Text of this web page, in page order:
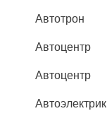
Автотрон
Автоцентр
Автоцентр
Автоэлектрик